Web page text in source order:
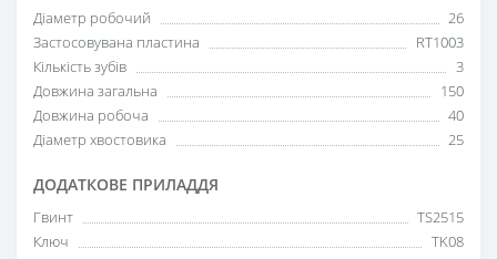
Діаметр робочий
26
Застосовувана пластина
RT1003
Кількість зубів
3
Довжина загальна
150
Довжина робоча
40
Діаметр хвостовика
25
ДОДАТКОВЕ ПРИЛАДДЯ
Гвинт
TS2515
Ключ
TK08